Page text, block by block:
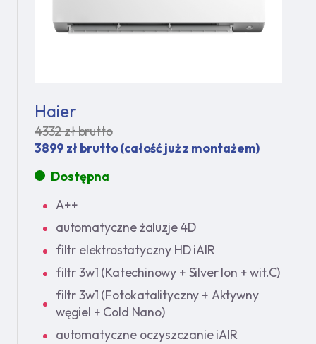
Haier
4332 zł brutto
3899 zł brutto (całość już z montażem)
Dostępna
A++
automatyczne żaluzje 4D
filtr elektrostatyczny HD iAIR
filtr 3w1 (Katechinowy + Silver Ion + wit.C)
filtr 3w1 (Fotokatalityczny + Aktywny
węgiel + Cold Nano)
automatyczne oczyszczanie iAIR